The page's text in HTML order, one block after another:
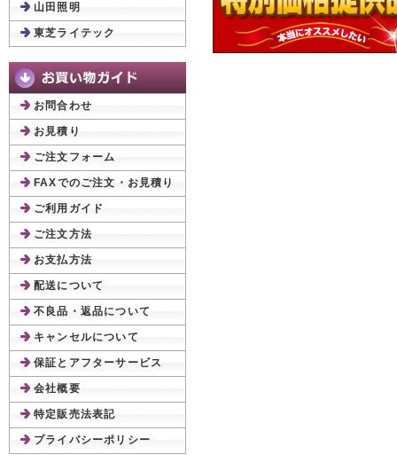
山田照明
東芝ライテック
お問合わせ
お見積り
ご注文フォーム
FAXでのご注文・お見積り
ご利用ガイド
ご注文方法
お支払方法
配送について
不良品・返品について
キャンセルについて
保証とアフターサービス
会社概要
特定販売法表記
プライバシーポリシー